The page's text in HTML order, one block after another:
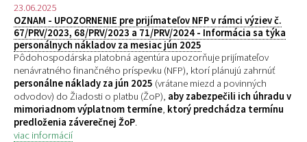
23.06.2025
OZNAM - UPOZORNENIE pre prijímateľov NFP v rámci výziev č.
67/PRV/2023, 68/PRV/2023 a 71/PRV/2024 - Informácia sa týka
personálnych nákladov za mesiac jún 2025
Pôdohospodárska platobná agentúra upozorňuje prijímateľov
nenávratného finančného príspevku (NFP), ktorí plánujú zahrnúť
personálne náklady za jún 2025 (vrátane miezd a povinných
odvodov) do Žiadosti o platbu (ŽoP), aby zabezpečili ich úhradu v
mimoriadnom výplatnom termíne, ktorý predchádza termínu
predloženia záverečnej ŽoP.
viac informácií